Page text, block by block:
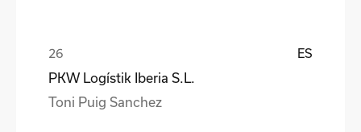
ES
PKW Logístik Iberia S.L.
Toni Puig Sanchez